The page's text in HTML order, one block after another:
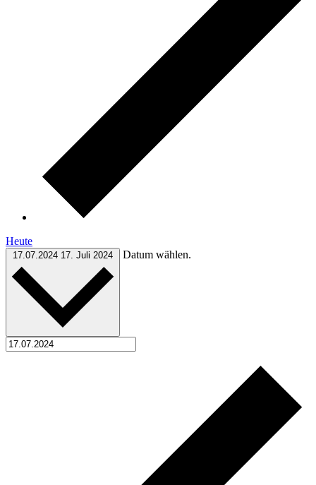
Heute
17.07.2024 17. Juli 2024 Datum wählen.